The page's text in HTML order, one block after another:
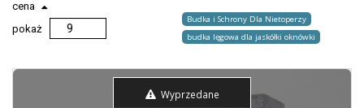
cena
pokaż
Wyprzedane
Budka i Schrony Dla Nietoperzy
budka lęgowa dla jaskółki oknówki